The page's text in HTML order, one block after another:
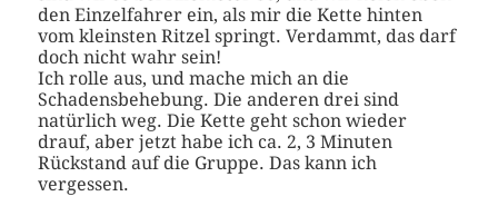
den Einzelfahrer ein, als mir die Kette hinten
vom kleinsten Ritzel springt. Verdammt, das darf
doch nicht wahr sein!
Ich rolle aus, und mache mich an die
Schadensbehebung. Die anderen drei sind
natürlich weg. Die Kette geht schon wieder
drauf, aber jetzt habe ich ca. 2, 3 Minuten
Rückstand auf die Gruppe. Das kann ich
vergessen.